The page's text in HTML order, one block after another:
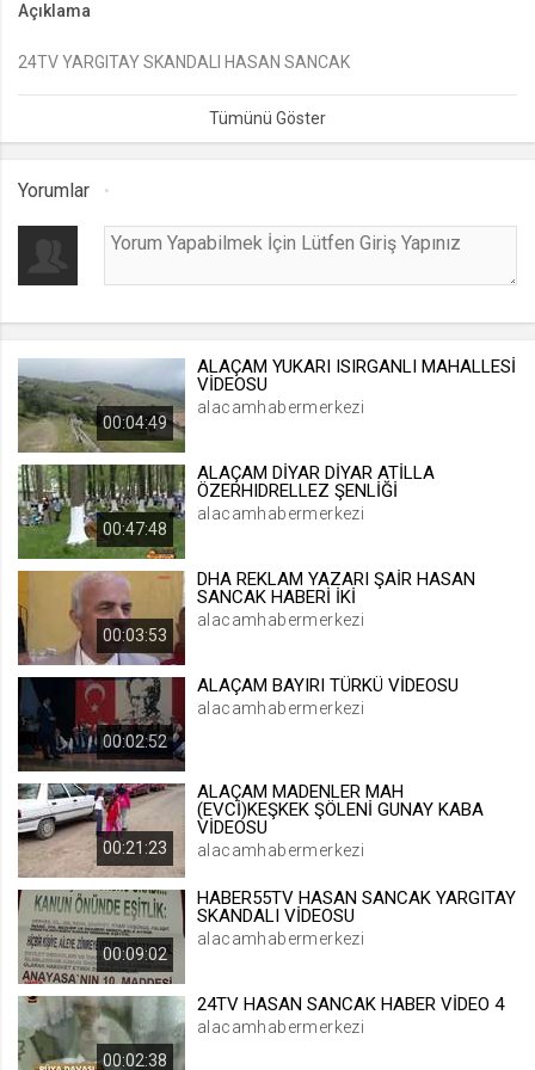
.web.tv
Seçilen dil tercihini tutmak
.web.tv
[hash]
.web.tv
Site içeriği önerme
1 yıl
voteLike*
1 ay
.web.tv
İsimsiz ziyaretçi için site içeriği
Açıklama
24TV YARGITAY SKANDALI HASAN SANCAK
Yorumlar
00:04:49
ALAÇAM YUKARI ISIRGANLI MAHALLESİ
VİDEOSU
alacamhabermerkezi
00:47:48
ALAÇAM DİYAR DİYAR ATİLLA
ÖZERHIDRELLEZ ŞENLİĞİ
alacamhabermerkezi
00:03:53
DHA REKLAM YAZARI ŞAİR HASAN
SANCAK HABERİ İKİ
alacamhabermerkezi
00:02:52
ALAÇAM BAYIRI TÜRKÜ VİDEOSU
alacamhabermerkezi
00:21:23
ALAÇAM MADENLER MAH
(EVCİ)KEŞKEK ŞÖLENİ GUNAY KABA
VİDEOSU
alacamhabermerkezi
00:09:02
HABER55TV HASAN SANCAK YARGITAY
SKANDALI VİDEOSU
alacamhabermerkezi
00:02:38
24TV HASAN SANCAK HABER VİDEO 4
alacamhabermerkezi